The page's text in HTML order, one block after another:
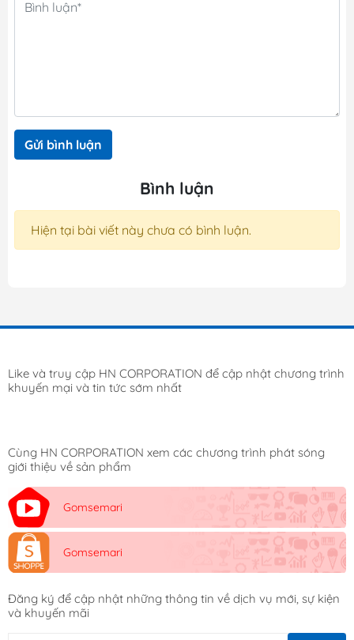
Gửi bình luận
Bình luận
Hiện tại bài viết này chưa có bình luận.
Like và truy cập HN CORPORATION để cập nhật chương trình
khuyến mại và tin tức sớm nhất
Cùng HN CORPORATION xem các chương trình phát sóng
giới thiệu về sản phẩm
Gomsemari
Gomsemari
Đăng ký để cập nhật những thông tin về dịch vụ mới, sự kiện
và khuyến mãi